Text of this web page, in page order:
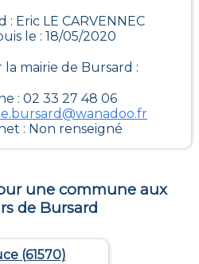
: Eric LE CARVENNEC
le : 18/05/2020
mairie de Bursard :
: 02 33 27 48 06
: Non renseigné
une commune aux
de Bursard
(61570)